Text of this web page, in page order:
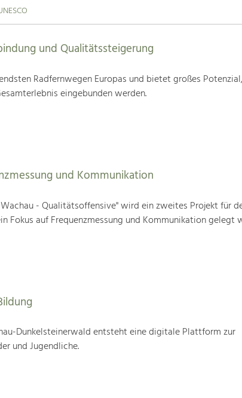
und Qualitätssteigerung
Radfernwegen Europas und bietet großes
eingebunden werden.
und Kommunikation
- Qualitätsoffensive" wird ein zweites Projekt für
Fokus auf Frequenzmessung und Kommunikation gelegt
Dunkelsteinerwald entsteht eine digitale Plattform zur
und Jugendliche.